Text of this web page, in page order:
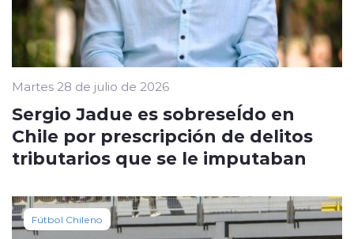
Martes 28 de julio de 2026
Sergio Jadue es sobreseÍdo en
Chile por prescripción de delitos
tributarios que se le imputaban
Fútbol Chileno